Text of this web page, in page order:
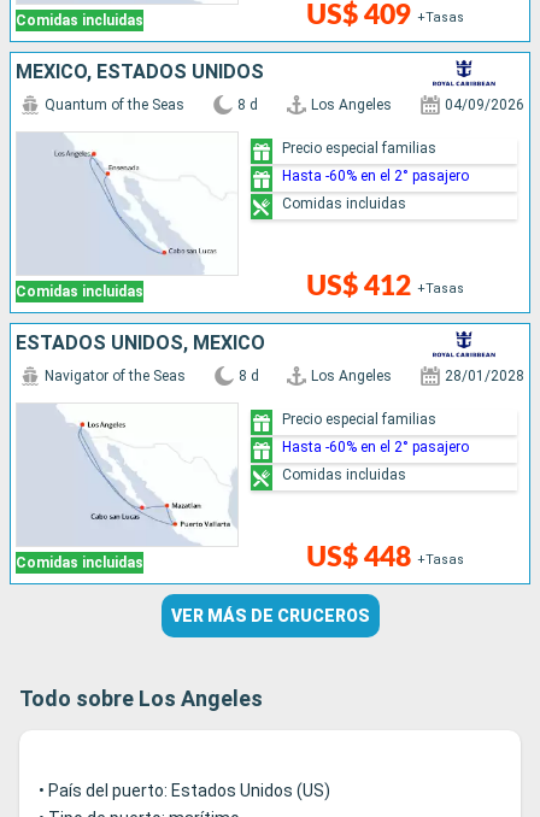
Comidas incluidas US$ 409 +Tasas
MÉXICO, ESTADOS UNIDOS
Comidas incluidas
Quantum of the Seas 8 d Los Angeles 04/09/2026
US$ 412 +Tasas
Precio especial familias
Hasta -60% en el 2° pasajero
Comidas incluidas
ESTADOS UNIDOS, MÉXICO
Comidas incluidas
Navigator of the Seas 8 d Los Angeles 28/01/2028
US$ 448 +Tasas
Precio especial familias
Hasta -60% en el 2° pasajero
Comidas incluidas
VER MÁS DE CRUCEROS
Todo sobre Los Angeles
• País del puerto: Estados Unidos (US)